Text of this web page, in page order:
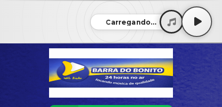
Carregando...